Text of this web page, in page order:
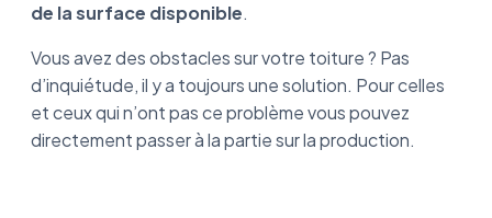
de la surface disponible.
Vous avez des obstacles sur votre toiture ? Pas
d’inquiétude, il y a toujours une solution. Pour celles
et ceux qui n’ont pas ce problème vous pouvez
directement passer à lapartie sur la production.